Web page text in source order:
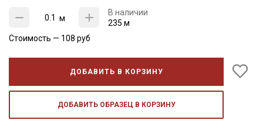
м
В наличии
235 м
Стоимость — 108 руб
ДОБАВИТЬ В КОРЗИНУ
ДОБАВИТЬ ОБРАЗЕЦ В КОРЗИНУ